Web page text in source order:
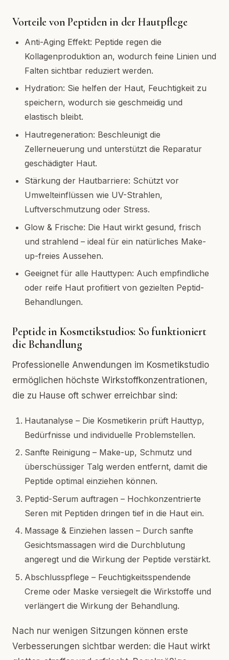
Vorteile von Peptiden in der Hautpflege
Anti-Aging Effekt: Peptide regen die
Kollagenproduktion an, wodurch feine Linien und
Falten sichtbar reduziert werden.
Hydration: Sie helfen der Haut, Feuchtigkeit zu
speichern, wodurch sie geschmeidig und
elastisch bleibt.
Hautregeneration: Beschleunigt die
Zellerneuerung und unterstützt die Reparatur
geschädigter Haut.
Stärkung der Hautbarriere: Schützt vor
Umwelteinflüssen wie UV-Strahlen,
Luftverschmutzung oder Stress.
Glow & Frische: Die Haut wirkt gesund, frisch
und strahlend – ideal für ein natürliches Make-
up-freies Aussehen.
Geeignet für alle Hauttypen: Auch empfindliche
oder reife Haut profitiert von gezielten Peptid-
Behandlungen.
Peptide in Kosmetikstudios: So funktioniert
die Behandlung
Professionelle Anwendungen im Kosmetikstudio
ermöglichen höchste Wirkstoffkonzentrationen,
die zu Hause oft schwer erreichbar sind:
Hautanalyse – Die Kosmetikerin prüft Hauttyp,
Bedürfnisse und individuelle Problemstellen.
Sanfte Reinigung – Make-up, Schmutz und
überschüssiger Talg werden entfernt, damit die
Peptide optimal einziehen können.
Peptid-Serum auftragen – Hochkonzentrierte
Seren mit Peptiden dringen tief in die Haut ein.
Massage & Einziehen lassen – Durch sanfte
Gesichtsmassagen wird die Durchblutung
angeregt und die Wirkung der Peptide verstärkt.
Abschlusspflege – Feuchtigkeitsspendende
Creme oder Maske versiegelt die Wirkstoffe und
verlängert die Wirkung der Behandlung.
Nach nur wenigen Sitzungen können erste
Verbesserungen sichtbar werden: die Haut wirkt